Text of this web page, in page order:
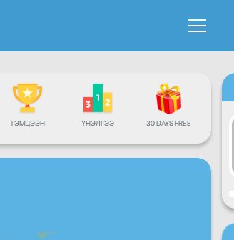
ТЭМЦЭЭН ҮНЭЛГЭЭ 30 DAYS FREE